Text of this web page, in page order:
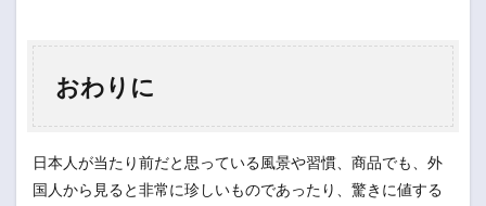
おわりに
日本人が当たり前だと思っている風景や習慣、商品でも、外
国人から見ると非常に珍しいものであったり、驚きに値する